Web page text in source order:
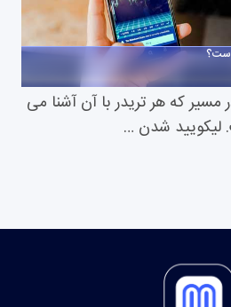
که هر تریدر با آن آشنا می
لیکویید شدن …